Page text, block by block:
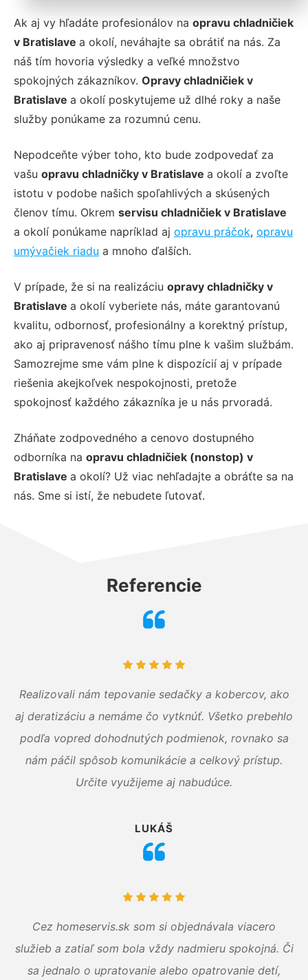
Ak aj vy hľadáte profesionálov na opravu chladničiek
v Bratislave a okolí, neváhajte sa obrátiť na nás. Za
náš tím hovoria výsledky a veľké množstvo
spokojných zákazníkov. Opravy chladničiek v
Bratislave a okolí poskytujeme už dlhé roky a naše
služby ponúkame za rozumnú cenu.
Nepodceňte výber toho, kto bude zodpovedať za
vašu opravu chladničky v Bratislave a okolí a zvoľte
istotu v podobe našich spoľahlivých a skúsených
členov tímu. Okrem servisu chladničiek v Bratislave
a okolí ponúkame napríklad aj opravu práčok, opravu
umývačiek riadu a mnoho ďalších.
V prípade, že si na realizáciu opravy chladničky v
Bratislave a okolí vyberiete nás, máte garantovanú
kvalitu, odbornosť, profesionálny a korektný prístup,
ako aj pripravenosť nášho tímu plne k vašim službám.
Samozrejme sme vám plne k dispozícií aj v prípade
riešenia akejkoľvek nespokojnosti, pretože
spokojnosť každého zákazníka je u nás prvoradá.
Zháňate zodpovedného a cenovo dostupného
odborníka na opravu chladničiek (nonstop) v
Bratislave a okolí? Už viac nehľadajte a obráťte sa na
nás. Sme si istí, že nebudete ľutovať.
Referencie
Realizovali nám tepovanie sedačky a kobercov, ako
aj deratizáciu a nemáme čo vytknúť. Všetko prebehlo
podľa vopred dohodnutých podmienok, rovnako sa
nám páčil spôsob komunikácie a celkový prístup.
Určite využijeme aj nabudúce.
LUKÁŠ
Cez homeservis.sk som si objednávala viacero
služieb a zatiaľ som bola vždy nadmieru spokojná. Či
sa jednalo o upratovanie alebo opatrovanie detí,